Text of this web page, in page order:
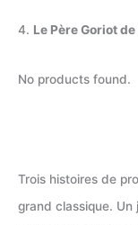
4. Le Père Goriot
No products found.
Trois histoires de
grand classique. Un